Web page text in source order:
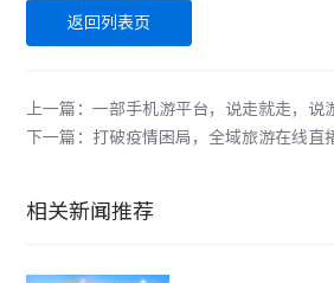
返回列表页
上一篇：一部手机游平台，说走就走，说
下一篇：打破疫情困局，全域旅游在线直
相关新闻推荐